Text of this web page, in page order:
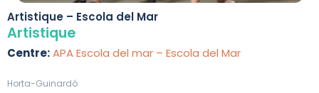
Artistique – Escola del Mar
Artistique
Centre:APA Escola del mar – Escola del Mar
Horta-Guinardó